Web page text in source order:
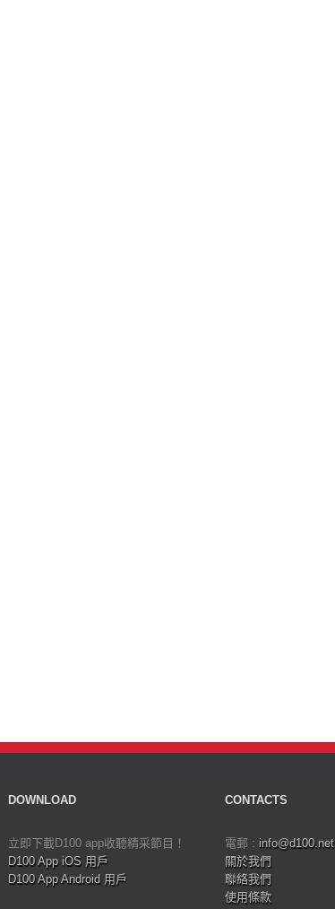
DOWNLOAD
立即下載D100 app收聽精采節目！
D100 App iOS 用戶
D100 App Android 用戶
CONTACTS
電郵 : info@d100.net
關於我們
聯絡我們
使用條款